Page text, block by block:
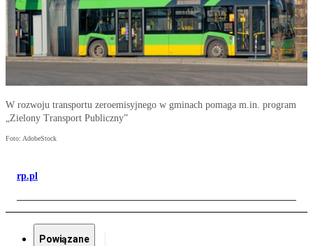
W rozwoju transportu zeroemisyjnego w gminach pomaga m.in. program
„Zielony Transport Publiczny”
Foto: AdobeStock
rp.pl
Powiązane